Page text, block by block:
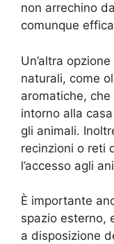
non arrechino
comunque
Un’altra
naturali, come
aromatiche,
intorno alla
gli animali.
recinzioni o reti
l’accesso agli
È importante
spazio esterno,
a disposizione